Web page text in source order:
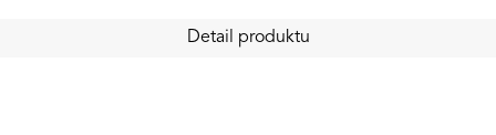
Detail produktu